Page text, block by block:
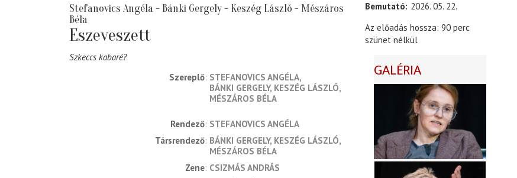
Stefanovics Angéla - Bánki Gergely - Keszég László - Mészáros
Béla
Eszeveszett
Szkeccs kabaré?
Szereplő STEFANOVICS ANGÉLA
BÁNKI GERGELY KESZÉG LÁSZLÓ
MÉSZÁROS BÉLA
rendező STEFANOVICS ANGÉLA
társrendező BÁNKI GERGELY KESZÉG LÁSZLÓ
MÉSZÁROS BÉLA
zene CSIZMÁS ANDRÁS
Bemutató 2026. 05. 22.
Az előadás hossza: 90 perc
szünet nélkül
GALÉRIA